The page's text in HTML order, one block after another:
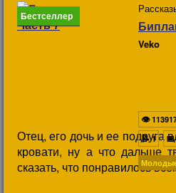
Бестселлер
Veko
Отец, его дочь и ее подруга
кровати, ну а что дальше
сказать, что понравилось
👁
📝1 📅